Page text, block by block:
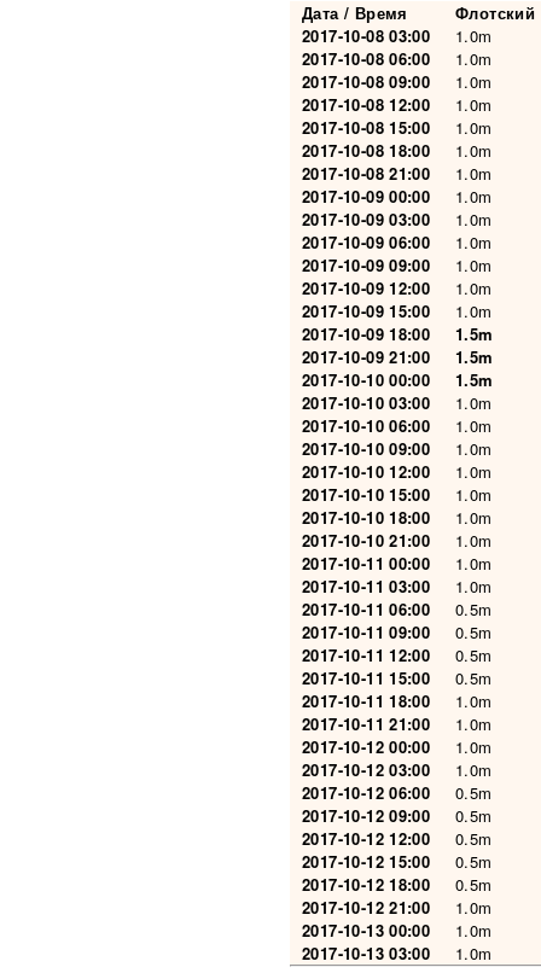
Дата / Время
2017-10-08 03:00
2017-10-08 06:00
2017-10-08 09:00
2017-10-08 12:00
2017-10-08 15:00
2017-10-08 18:00
2017-10-08 21:00
2017-10-09 00:00
2017-10-09 03:00
2017-10-09 06:00
2017-10-09 09:00
2017-10-09 12:00
2017-10-09 15:00
2017-10-09 18:00
2017-10-09 21:00
2017-10-10 00:00
2017-10-10 03:00
2017-10-10 06:00
2017-10-10 09:00
2017-10-10 12:00
2017-10-10 15:00
2017-10-10 18:00
2017-10-10 21:00
2017-10-11 00:00
2017-10-11 03:00
2017-10-11 06:00
2017-10-11 09:00
2017-10-11 12:00
2017-10-11 15:00
2017-10-11 18:00
2017-10-11 21:00
2017-10-12 00:00
2017-10-12 03:00
2017-10-12 06:00
2017-10-12 09:00
2017-10-12 12:00
2017-10-12 15:00
2017-10-12 18:00
2017-10-12 21:00
2017-10-13 00:00
2017-10-13 03:00
Флотский
1.0m
1.0m
1.0m
1.0m
1.0m
1.0m
1.0m
1.0m
1.0m
1.0m
1.0m
1.0m
1.0m
1.5m
1.5m
1.5m
1.0m
1.0m
1.0m
1.0m
1.0m
1.0m
1.0m
1.0m
1.0m
0.5m
0.5m
0.5m
0.5m
1.0m
1.0m
1.0m
1.0m
0.5m
0.5m
0.5m
0.5m
0.5m
1.0m
1.0m
1.0m